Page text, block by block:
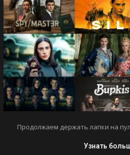
Продолжаем держать лапки на
Узнать